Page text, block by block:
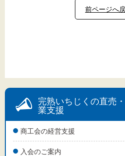
完熟いちじくの直売
業支援
商工会の経営支援
入会のご案内
前ページへ